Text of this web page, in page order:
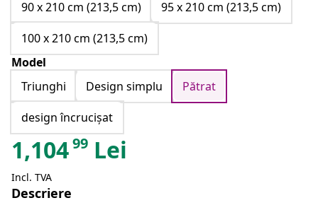
90 x 210 cm (213,5 cm)
95 x 210 cm (213,5 cm)
100 x 210 cm (213,5 cm)
Model
Triunghi
Design simplu
Pătrat
design încrucișat
1,10499 Lei
Incl. TVA
Descriere